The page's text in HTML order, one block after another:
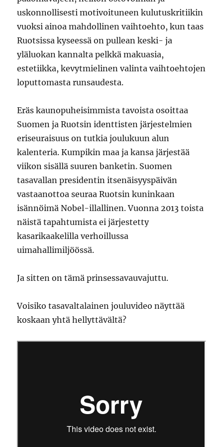
uskonnollisesti motivoituneen kulutuskritiikin
vuoksi ainoa mahdollinen vaihtoehto, kun taas
Ruotsissa kyseessä on pullean keski- ja
yläluokan kannalta pelkkä makuasia,
estetiikka, kevytmielinen valinta vaihtoehtojen
loputtomasta runsaudesta.
Eräs kaunopuheisimmista tavoista osoittaa
Suomen ja Ruotsin identtisten järjestelmien
eriseuraisuus on tutkia joulukuun alun
kalenteria. Kumpikin maa ja kansa järjestää
viikon sisällä suuren banketin. Suomen
tasavallan presidentin itsenäisyyspäivän
vastaanottoa seuraa Ruotsin kuninkaan
isännöimä Nobel-illallinen. Vuonna 2013 toista
näistä tapahtumista ei järjestetty
kasarikaakelilla verhoillussa
uimahallimiljöössä.
Ja sitten on tämä prinsessavauvajuttu.
Voisiko tasavaltalainen jouluvideo näyttää
koskaan yhtä hellyttävältä?